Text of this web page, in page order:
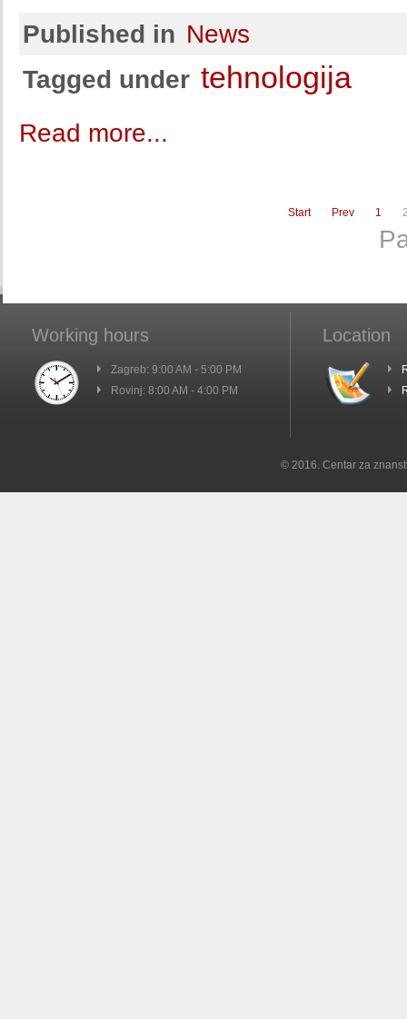
Published in News
Tagged under tehnologija
Read more...
Start Prev 1
Working hours
Zagreb: 9:00 AM - 5:00 PM
Rovinj: 8:00 AM - 4:00 PM
Location
© 2016. Centar za